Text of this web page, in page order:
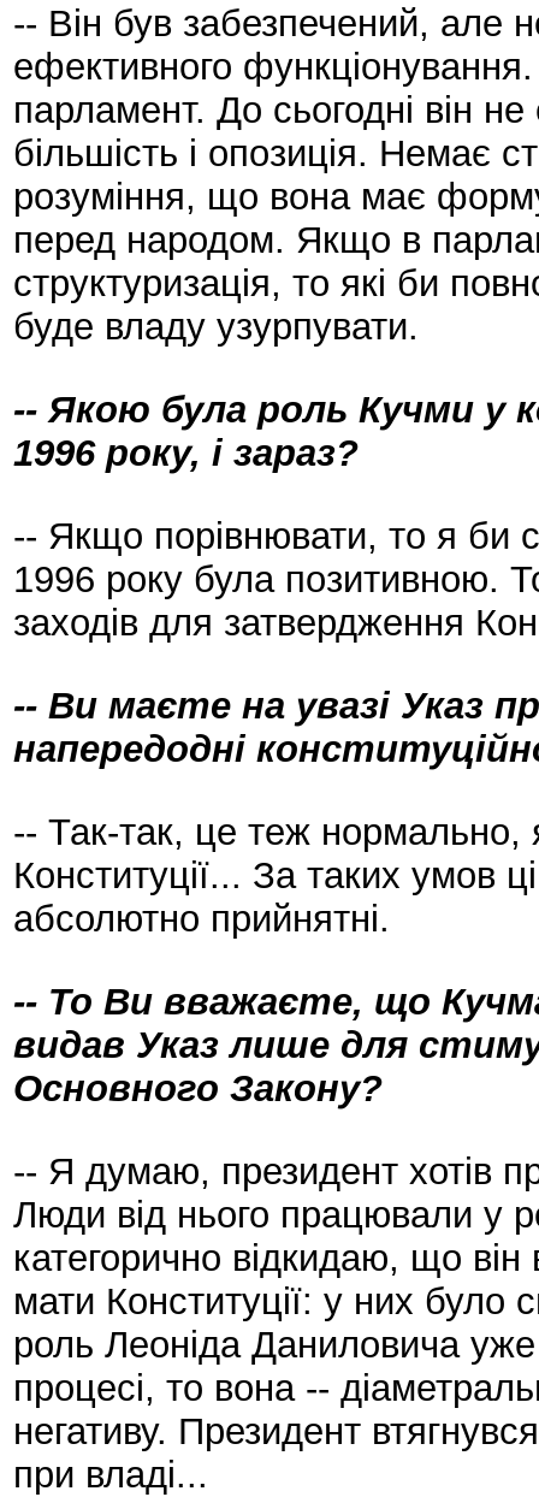
-- Він був забезпечений, але
ефективного
парламент. До сьогодні він
більшість і опозиція. Немає
розуміння, що вона має
перед народом. Якщо в
структуризація, то які би
буде владу узурпувати.
-- Якою була роль Кучми у
1996 року, і зараз?
-- Якщо порівнювати, то я би
1996 року була позитивною.
заходів для затвердження
-- Ви маєте на увазі Указ
напередодні
-- Так-так, це теж нормально,
Конституції... За таких умов
абсолютно прийнятні.
-- То Ви вважаєте, що
видав Указ лише для
Основного Закону?
-- Я думаю, президент хотів
Люди від нього працювали у
категорично відкидаю, що він
мати Конституції: у них
роль Леоніда Даниловича
процесі, то вона --
негативу. Президент
при владі...